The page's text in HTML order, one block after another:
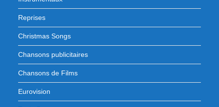
Reprises
Christmas Songs
Chansons publicitaires
Chansons de Films
Eurovision